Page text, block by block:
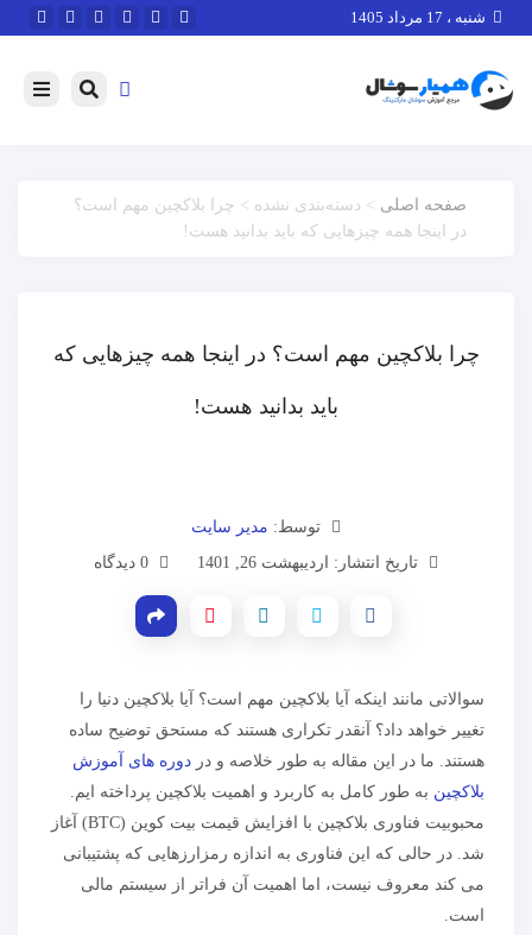
شنبه ، 17 مرداد 1405
صفحه اصلی > دسته‌بندی نشده > چرا بلاکچین مهم است؟
در اینجا همه چیزهایی که باید بدانید هست!
چرا بلاکچین مهم است؟ در اینجا همه چیزهایی که
باید بدانید هست!
توسط: مدیر سایت
تاریخ انتشار: اردیبهشت 26, 1401
سوالاتی مانند اینکه آیا بلاکچین مهم است؟ آیا بلاکچین دنیا را
تغییر خواهد داد؟ آنقدر تکراری هستند که مستحق توضیح ساده
هستند. ما در این مقاله به طور خلاصه و در دوره های آموزش
بلاکچین به طور کامل به کاربرد و اهمیت بلاکچین پرداخته ایم.
محبوبیت فناوری بلاکچین با افزایش قیمت بیت کوین (BTC) آغاز
شد. در حالی که این فناوری به اندازه رمزارزهایی که پشتیبانی
می کند معروف نیست، اما اهمیت آن فراتر از سیستم مالی
است.